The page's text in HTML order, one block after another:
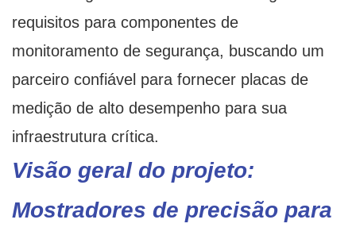
requisitos para componentes de
monitoramento de segurança, buscando um
parceiro confiável para fornecer placas de
medição de alto desempenho para sua
infraestrutura crítica.
Visão geral do projeto:
Mostradores de precisão para